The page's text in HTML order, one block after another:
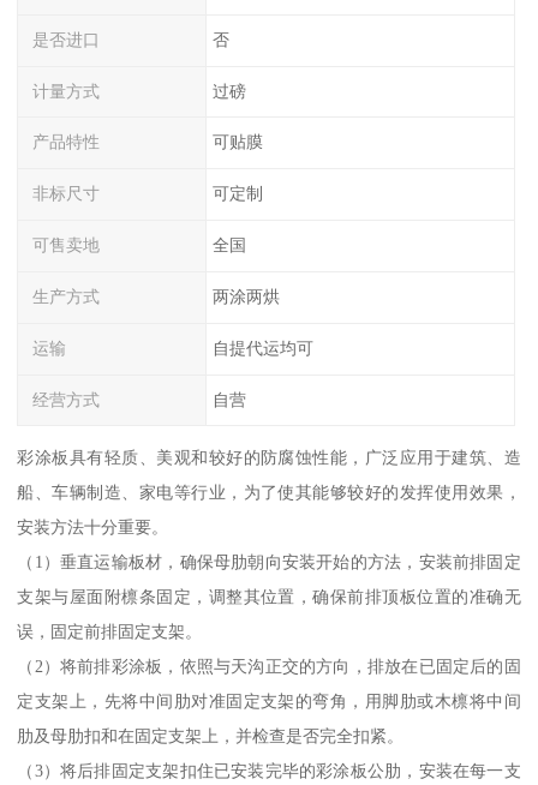
是否进口 否
计量方式 过磅
产品特性 可贴膜
非标尺寸 可定制
可售卖地 全国
生产方式 两涂两烘
运输 自提代运均可
经营方式 自营
彩涂板具有轻质、美观和较好的防腐蚀性能，广泛应用于建筑、造
船、车辆制造、家电等行业，为了使其能够较好的发挥使用效果，
安装方法十分重要。
（1）垂直运输板材，确保母肋朝向安装开始的方法，安装前排固定
支架与屋面附檩条固定，调整其位置，确保前排顶板位置的准确无
误，固定前排固定支架。
（2）将前排彩涂板，依照与天沟正交的方向，排放在已固定后的固
定支架上，先将中间肋对准固定支架的弯角，用脚肋或木檩将中间
肋及母肋扣和在固定支架上，并检查是否完全扣紧。
（3）将后排固定支架扣住已安装完毕的彩涂板公肋，安装在每一支